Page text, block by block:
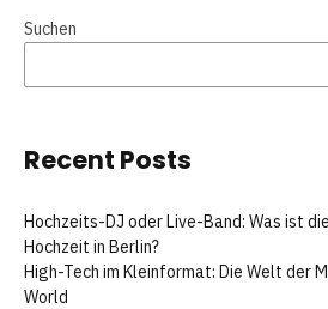
Suchen
Recent Posts
Hochzeits-DJ oder Live-Band: Was ist
Hochzeit in Berlin?
High-Tech im Kleinformat: Die Welt der
World